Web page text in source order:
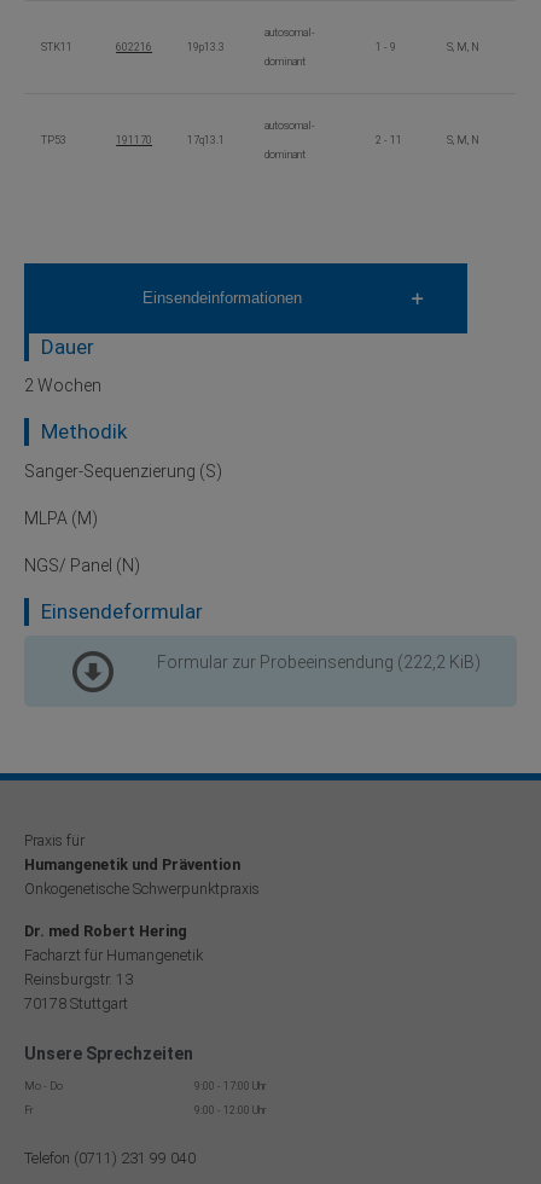
STK11 602216 19p13.3
autosomal-
dominant
1 - 9 S, M, N
TP53 191170 17q13.1
autosomal-
dominant
2 - 11 S, M, N
Einsendeinformationen
Dauer
2 Wochen
Methodik
Sanger-Sequenzierung (S)
MLPA (M)
NGS/ Panel (N)
Einsendeformular
Formular zur Probeeinsendung (222,2 KiB)
Praxis für
Humangenetik und Prävention
Onkogenetische Schwerpunktpraxis
Dr. med Robert Hering
Facharzt für Humangenetik
Reinsburgstr. 13
70178 Stuttgart
Unsere Sprechzeiten
Mo - Do
9:00 - 17:00 Uhr
Fr
9:00 - 12:00 Uhr
Telefon (0711) 231 99 040